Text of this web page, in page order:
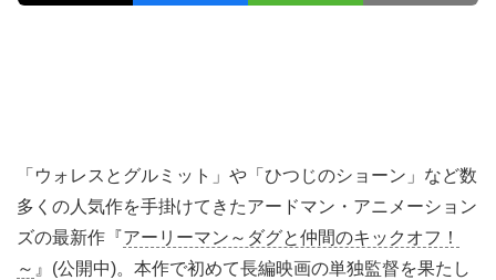
「ウォレスとグルミット」や「ひつじのショーン」など数
多くの人気作を手掛けてきたアードマン・アニメーション
ズの最新作『アーリーマン～ダグと仲間のキックオフ！
～ 』(公開中)。本作で初めて長編映画の単独監督を果たし